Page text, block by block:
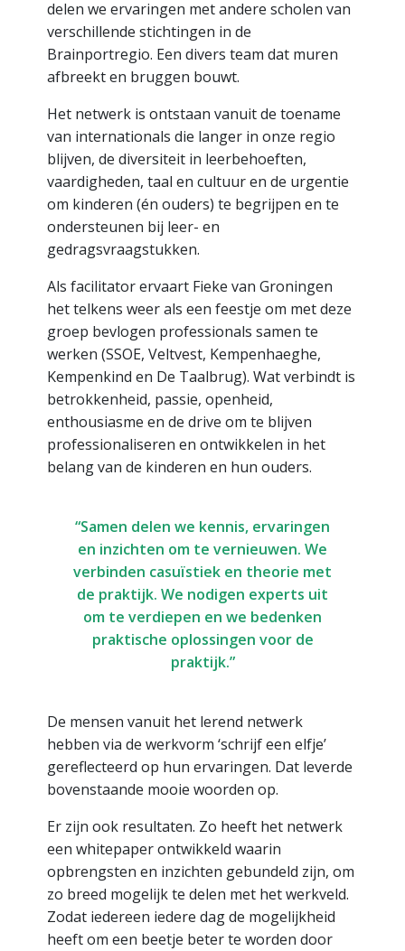
delen we ervaringen met andere scholen van
verschillende stichtingen in de
Brainportregio. Een divers team dat muren
afbreekt en bruggen bouwt.
Het netwerk is ontstaan vanuit de toename
van internationals die langer in onze regio
blijven, de diversiteit in leerbehoeften,
vaardigheden, taal en cultuur en de urgentie
om kinderen (én ouders) te begrijpen en te
ondersteunen bij leer- en
gedragsvraagstukken.
Als facilitator ervaart Fieke van Groningen
het telkens weer als een feestje om met deze
groep bevlogen professionals samen te
werken (SSOE, Veltvest, Kempenhaeghe,
Kempenkind en De Taalbrug). Wat verbindt is
betrokkenheid, passie, openheid,
enthousiasme en de drive om te blijven
professionaliseren en ontwikkelen in het
belang van de kinderen en hun ouders.
“Samen delen we kennis, ervaringen
en inzichten om te vernieuwen. We
verbinden casuïstiek en theorie met
de praktijk. We nodigen experts uit
om te verdiepen en we bedenken
praktische oplossingen voor de
praktijk.”
De mensen vanuit het lerend netwerk
hebben via de werkvorm ‘schrijf een elfje’
gereflecteerd op hun ervaringen. Dat leverde
bovenstaande mooie woorden op.
Er zijn ook resultaten. Zo heeft het netwerk
een whitepaper ontwikkeld waarin
opbrengsten en inzichten gebundeld zijn, om
zo breed mogelijk te delen met het werkveld.
Zodat iedereen iedere dag de mogelijkheid
heeft om een beetje beter te worden door